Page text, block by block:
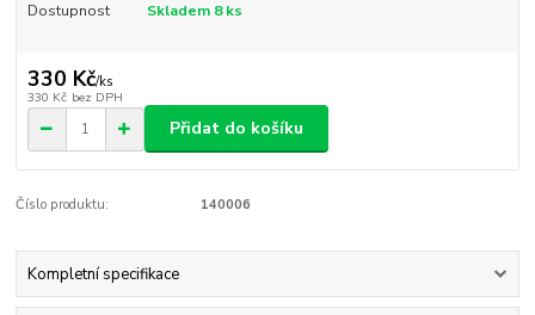
Dostupnost Skladem 8 ks
330 Kč/ks
330 Kč bez DPH
Přidat do košíku
Číslo produktu: 140006
Kompletní specifikace